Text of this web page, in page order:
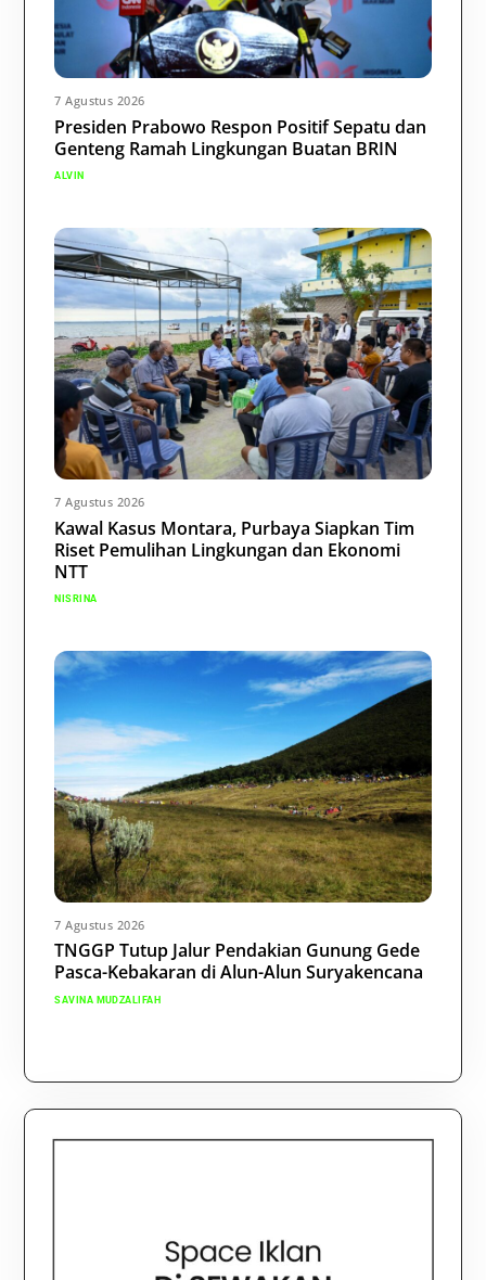
7 Agustus 2026
Presiden Prabowo Respon Positif Sepatu dan
Genteng Ramah Lingkungan Buatan BRIN
ALVIN
7 Agustus 2026
Kawal Kasus Montara, Purbaya Siapkan Tim
Riset Pemulihan Lingkungan dan Ekonomi
NTT
NISRINA
7 Agustus 2026
TNGGP Tutup Jalur Pendakian Gunung Gede
Pasca-Kebakaran di Alun-Alun Suryakencana
SAVINA MUDZALIFAH